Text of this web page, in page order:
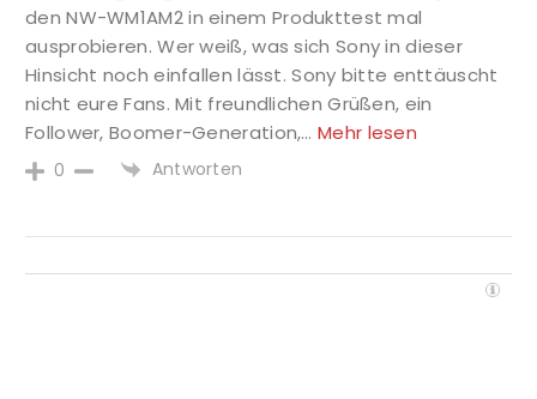
den NW-WM1AM2 in einem Produkttest mal
ausprobieren. Wer weiß, was sich Sony in dieser
Hinsicht noch einfallen lässt. Sony bitte enttäuscht
nicht eure Fans. Mit freundlichen Grüßen, ein
Follower, Boomer-Generation,…Mehr lesen
0 Antworten